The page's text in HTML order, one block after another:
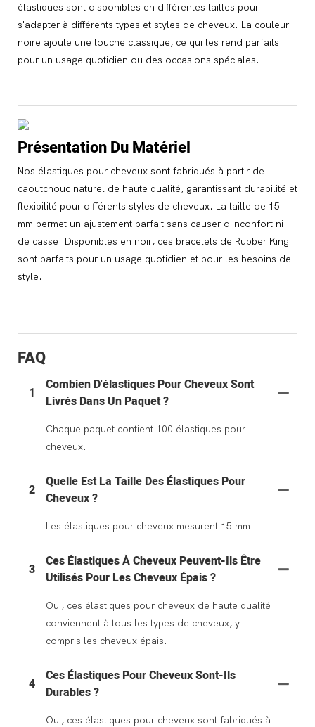
élastiques sont disponibles en différentes tailles pour
s'adapter à différents types et styles de cheveux. La couleur
noire ajoute une touche classique, ce qui les rend parfaits
pour un usage quotidien ou des occasions spéciales.
Présentation Du Matériel
Nos élastiques pour cheveux sont fabriqués à partir de
caoutchouc naturel de haute qualité, garantissant durabilité et
flexibilité pour différents styles de cheveux. La taille de 15
mm permet un ajustement parfait sans causer d'inconfort ni
de casse. Disponibles en noir, ces bracelets de Rubber King
sont parfaits pour un usage quotidien et pour les besoins de
style.
FAQ
1
Combien D'élastiques Pour Cheveux Sont
Livrés Dans Un Paquet ?
Chaque paquet contient 100 élastiques pour
cheveux.
2
Quelle Est La Taille Des Élastiques Pour
Cheveux ?
Les élastiques pour cheveux mesurent 15 mm.
3
Ces Élastiques À Cheveux Peuvent-Ils Être
Utilisés Pour Les Cheveux Épais ?
Oui, ces élastiques pour cheveux de haute qualité
conviennent à tous les types de cheveux, y
compris les cheveux épais.
4
Ces Élastiques Pour Cheveux Sont-Ils
Durables ?
Oui, ces élastiques pour cheveux sont fabriqués à